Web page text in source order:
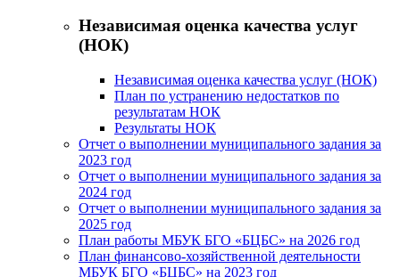
Независимая оценка качества услуг
(НОК)
Независимая оценка качества услуг (НОК)
План по устранению недостатков по
результатам НОК
Результаты НОК
Отчет о выполнении муниципального задания за
2023 год
Отчет о выполнении муниципального задания за
2024 год
Отчет о выполнении муниципального задания за
2025 год
План работы МБУК БГО «БЦБС» на 2026 год
План финансово-хозяйственной деятельности
МБУК БГО «БЦБС» на 2023 год